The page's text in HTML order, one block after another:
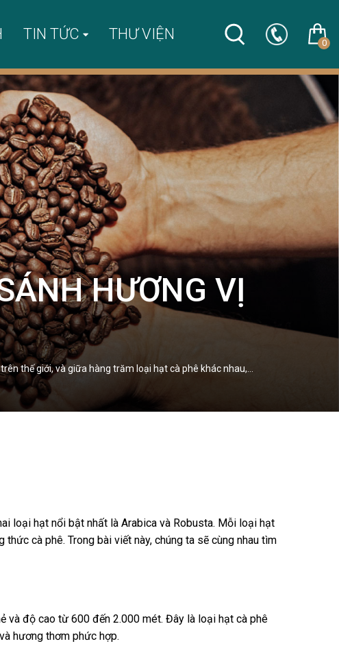
TIN TỨC THƯ VIỆN 0
HƯƠNG VỊ
thế giới, và giữa hàng trăm loại hạt cà phê khác nhau,…
loại hạt nổi bật nhất là Arabica và Robusta. Mỗi loại hạt
cà phê. Trong bài viết này, chúng ta sẽ cùng nhau tìm
và độ cao từ 600 đến 2.000 mét. Đây là loại hạt cà phê
hương thơm phức hợp.